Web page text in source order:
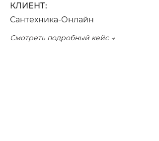
КЛИЕНТ:
Сантехника-Онлайн
Смотреть подробный кейс →